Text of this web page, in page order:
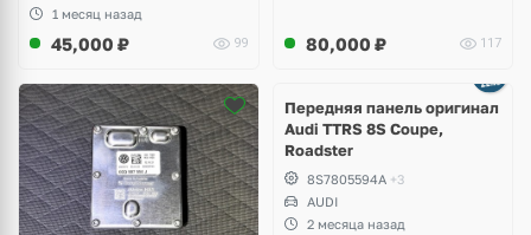
1 месяц назад
45,000 ₽ 99 80,000 ₽ 117
2 фото
Передняя панель оригинал
Audi TTRS 8S Coupe,
Roadster
8S7805594A +3
AUDI
2 месяца назад